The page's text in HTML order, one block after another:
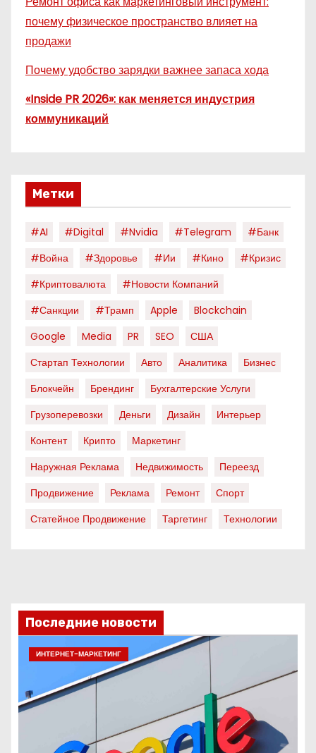
почему физическое пространство влияет на
продажи
Почему удобство зарядки важнее запаса хода
«Inside PR 2026»: как меняется индустрия
коммуникаций
Метки
#AI #digital #nvidia #telegram
#банк
#война
#здоровье #ии #кино
#кризис
#криптовалюта
#новости Компаний
#санкции
#трамп Apple
Blockchain
Google
Media PR SEO
США
Стартап Технологии
Авто Аналитика
Бизнес
Блокчейн
Брендинг
Бухгалтерские Услуги
Грузоперевозки
Деньги Дизайн
Интерьер
Контент
Крипто
Маркетинг
Наружная Реклама
Недвижимость
Переезд
Продвижение
Реклама Ремонт
Спорт
Статейное Продвижение
Таргетинг Технологии
Последние новости
ИНТЕРНЕТ-МАРКЕТИНГ